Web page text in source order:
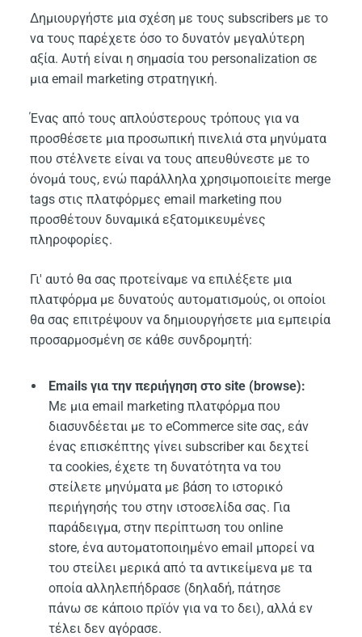
Δημιουργήστε μια σχέση με τους subscribers με το
να τους παρέχετε όσο το δυνατόν μεγαλύτερη
αξία. Αυτή είναι η σημασία του personalization σε
μια email marketing στρατηγική.
Ένας από τους απλούστερους τρόπους για να
προσθέσετε μια προσωπική πινελιά στα μηνύματα
που στέλνετε είναι να τους απευθύνεστε με το
όνομά τους, ενώ παράλληλα χρησιμοποιείτε merge
tags στις πλατφόρμες email marketing που
προσθέτουν δυναμικά εξατομικευμένες
πληροφορίες.
Γι' αυτό θα σας προτείναμε να επιλέξετε μια
πλατφόρμα με δυνατούς αυτοματισμούς, οι οποίοι
θα σας επιτρέψουν να δημιουργήσετε μια εμπειρία
προσαρμοσμένη σε κάθε συνδρομητή:
Emails για την περιήγηση στο site (browse):
Με μια email marketing πλατφόρμα που
διασυνδέεται με το eCommerce site σας, εάν
ένας επισκέπτης γίνει subscriber και δεχτεί
τα cookies, έχετε τη δυνατότητα να του
στείλετε μηνύματα με βάση το ιστορικό
περιήγησής του στην ιστοσελίδα σας. Για
παράδειγμα, στην περίπτωση του online
store, ένα αυτοματοποιημένο email μπορεί να
του στείλει μερικά από τα αντικείμενα με τα
οποία αλληλεπήδρασε (δηλαδή, πάτησε
πάνω σε κάποιο πρϊόν για να το δει), αλλά εν
τέλει δεν αγόρασε.